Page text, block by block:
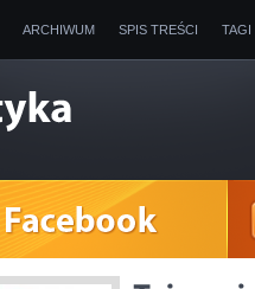
ARCHIWUM SPIS TREŚCI TAGI